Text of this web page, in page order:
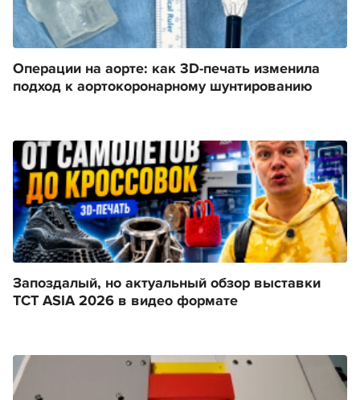
Операции на аорте: как 3D-печать изменила
подход к аортокоронарному шунтированию
Запоздалый, но актуальный обзор выставки
TCT ASIA 2026 в видео формате